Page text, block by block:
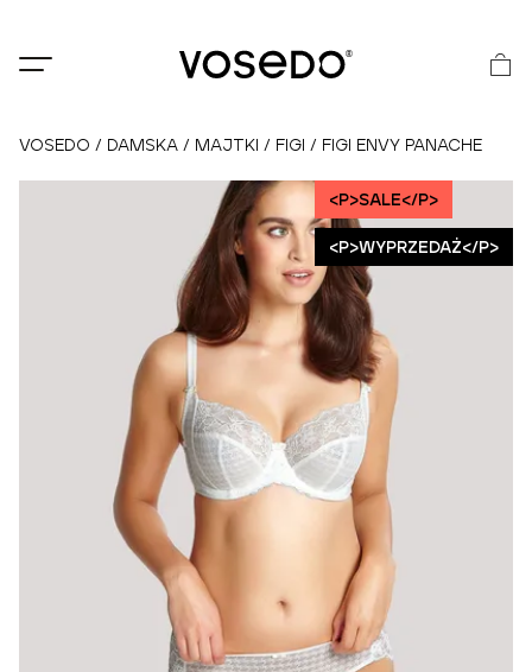
®
VOSEDO / DAMSKA / MAJTKI / FIGI / FIGI ENVY PANACHE
<P>SALE</P>
<P>WYPRZEDAŻ</P>